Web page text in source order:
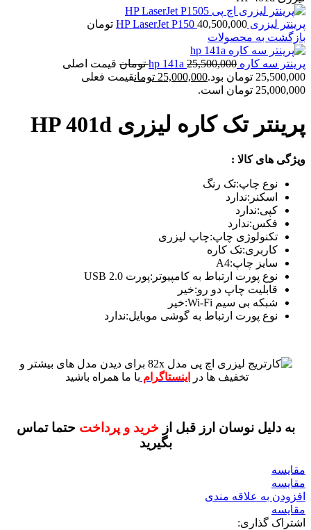
پرینتر لیزری HP LaserJet P150 40,500,000
تومان
بازگشت به محصولات
پرینتر سه کاره hp 141a 25,500,000 تومان قیمت اصلی
25,500,000 تومان بود.
25,000,000 تومانقیمت فعلی
25,000,000 تومان است.
پرینتر تک کاره لیزری HP 401d
ویژگی های کالا :
نوع چاپ:تک رنگ
اسکنر:ندارد
کپی:ندارد
فکس:ندارد
تکنولوژی چاپ:چاپ لیزری
کاربری:تک کاره
سایز چاپ:A4
نوع پورت ارتباط به کامپیوتر:پورت USB 2.0
قابلیت چاپ دو رو:خیر
شبکه بی سیم Wi-Fi:خیر
نوع پورت ارتباط به گوشی موبایل:ندارد
برای دیدن مدل های بیشتر و
تخفیف ها در
اینستاگرام با ما همراه باشید
به دلیل نوسان ارز قبل از خرید و پرداختحتما تماس
بگیرید
مقايسه
مقایسه
افزودن به علاقه مندی
مقایسه
اشتراک گذاری: